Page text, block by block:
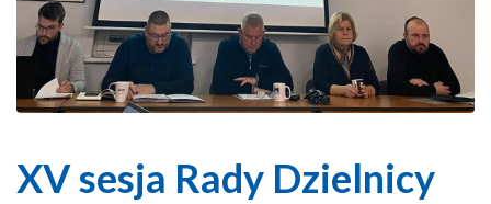
XV sesja Rady Dzielnicy